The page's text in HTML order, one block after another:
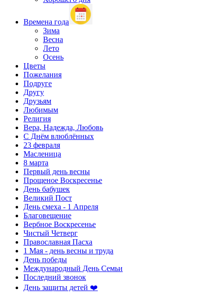
Времена года
Зима
Весна
Лето
Осень
Цветы
Пожелания
Подруге
Другу
Друзьям
Любимым
Религия
Вера, Надежда, Любовь
С Днём влюблённых
23 февраля
Масленица
8 марта
Первый день весны
Прощеное Воскресенье
День бабушек
Великий Пост
День смеха - 1 Апреля
Благовещение
Вербное Воскресенье
Чистый Четверг
Православная Пасха
1 Мая - день весны и труда
День победы
Международный День Семьи
Последний звонок
День защиты детей ❤️